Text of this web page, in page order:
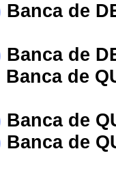
Banca de
Banca de
Banca de
Banca de
Banca de